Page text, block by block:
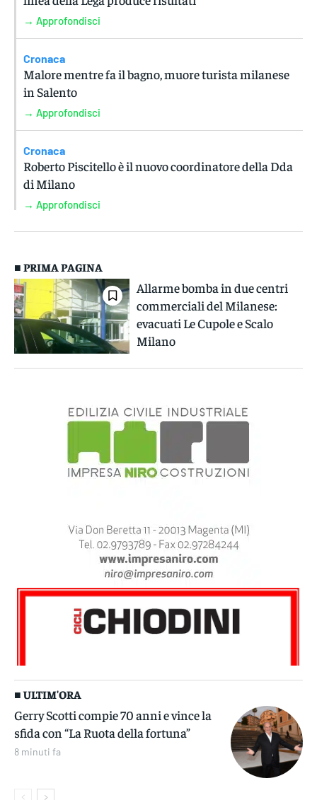
→ Approfondisci
Cronaca
Malore mentre fa il bagno, muore turista milanese
in Salento
→ Approfondisci
Cronaca
Roberto Piscitello è il nuovo coordinatore della Dda
di Milano
→ Approfondisci
■ PRIMA PAGINA
Allarme bomba in due centri
commerciali del Milanese:
evacuati Le Cupole e Scalo
Milano
■ ULTIM'ORA
Gerry Scotti compie 70 anni e vince la
sfida con “La Ruota della fortuna”
8 minuti fa